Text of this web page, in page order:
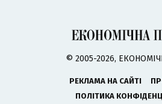
© 2005-2026,
РЕКЛАМА НА САЙТІ
ПОЛІТИКА